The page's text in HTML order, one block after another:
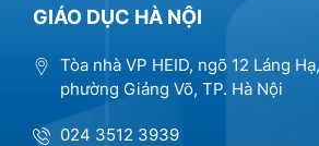
GIÁO DỤC HÀ NỘI
Tòa nhà VP HEID, ngõ 12 Láng Hạ,
phường Giảng Võ, TP. Hà Nội
024 3512 3939